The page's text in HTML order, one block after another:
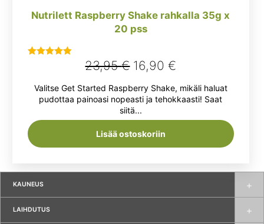
KAUNEUS
LAIHDUTUS
Nutrilett Raspberry Shake rahkalla 35g x
20 pss
5.00/ 5
23,95€ Alkuperäinen
hinta
oli:
23,95 €.
16,90€
hinta
on:
16,90 €.
Valitse Get Started Raspberry Shake, mikäli haluat
pudottaa painoasi nopeasti ja tehokkaasti! Saat
siitä...
Lisää ostoskoriin